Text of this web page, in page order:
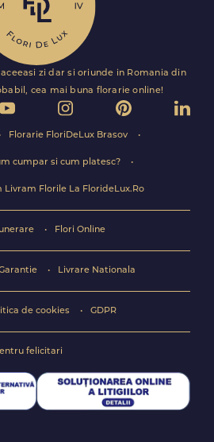
zi dar si oriunde in Romania din
cea mai buna florarie online!
Florarie FloriDeLux Brasov
cumpar si cum platesc?
Livram Florile La FlorideLux.Ro
Flori Online
Garantie Livrare Nationala
de cookies GDPR
felicitari